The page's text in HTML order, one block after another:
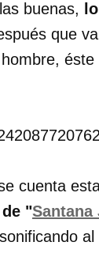
buenas,
que
cuenta
"Santana
al